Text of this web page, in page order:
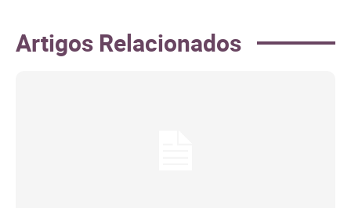
Artigos Relacionados